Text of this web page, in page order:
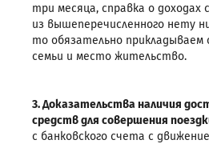
три месяца, справка о доходах
из вышеперечисленного нету
то обязательно прикладываем
семьи и место жительство.
3.Доказательства наличия
средств для совершения
с банковского счета с